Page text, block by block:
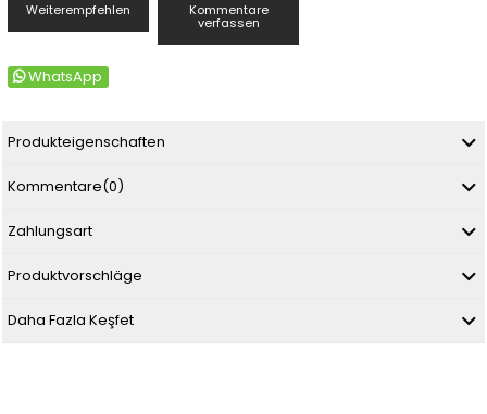
Weiterempfehlen Kommentare
verfassen
WhatsApp
Produkteigenschaften
Kommentare(0)
Zahlungsart
Produktvorschläge
Daha Fazla Keşfet